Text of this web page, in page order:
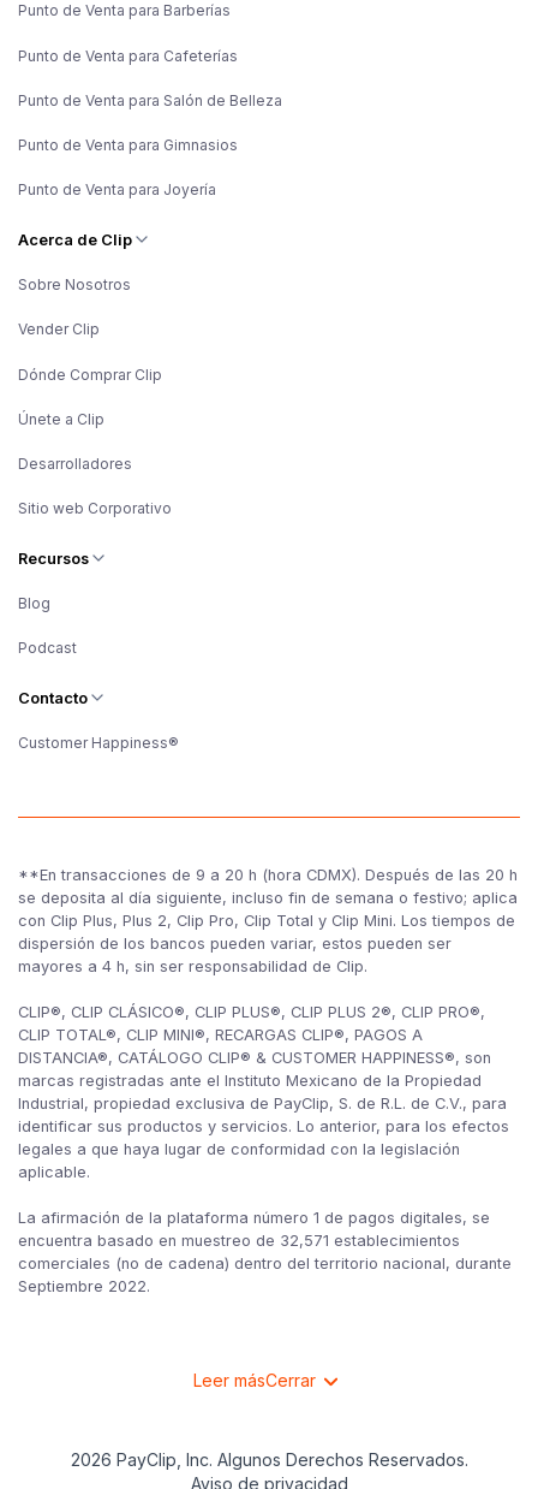
Punto de Venta para Barberías
Punto de Venta para Cafeterías
Punto de Venta para Salón de Belleza
Punto de Venta para Gimnasios
Punto de Venta para Joyería
Acerca de Clip
Sobre Nosotros
Vender Clip
Dónde Comprar Clip
Únete a Clip
Desarrolladores
Sitio web Corporativo
Recursos
Blog
Podcast
Contacto
Customer Happiness®
**En transacciones de 9 a 20 h (hora CDMX). Después de las 20 h
se deposita al día siguiente, incluso fin de semana o festivo; aplica
con Clip Plus, Plus 2, Clip Pro, Clip Total y Clip Mini. Los tiempos de
dispersión de los bancos pueden variar, estos pueden ser
mayores a 4 h, sin ser responsabilidad de Clip.
CLIP®, CLIP CLÁSICO®, CLIP PLUS®, CLIP PLUS 2®, CLIP PRO®,
CLIP TOTAL®, CLIP MINI®, RECARGAS CLIP®, PAGOS A
DISTANCIA®, CATÁLOGO CLIP® & CUSTOMER HAPPINESS®, son
marcas registradas ante el Instituto Mexicano de la Propiedad
Industrial, propiedad exclusiva de PayClip, S. de R.L. de C.V., para
identificar sus productos y servicios. Lo anterior, para los efectos
legales a que haya lugar de conformidad con la legislación
aplicable.
La afirmación de la plataforma número 1 de pagos digitales, se
encuentra basado en muestreo de 32,571 establecimientos
comerciales (no de cadena) dentro del territorio nacional, durante
Septiembre 2022.
Leer másCerrar
2026 PayClip, Inc. Algunos Derechos Reservados.
Aviso de privacidad